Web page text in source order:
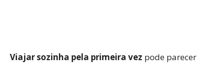
Viajar sozinha pela primeira vez pode parecer